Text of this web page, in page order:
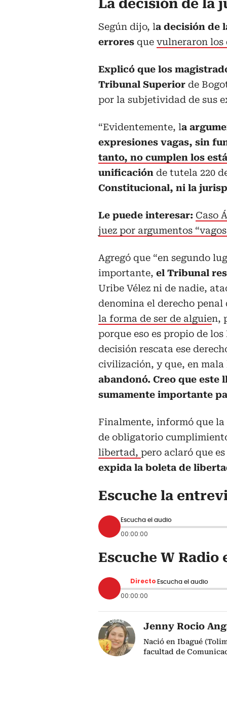
La decisión de la
Según dijo, la decisión de
errores que vulneraron los
Explicó que los
Tribunal Superior de
por la subjetividad de sus
“Evidentemente, la
expresiones vagas, sin
tanto, no cumplen los
unificación de tutela 220
Constitucional, ni la
Le puede interesar: Caso
juez por argumentos
Agregó que “en segundo
importante, el Tribunal
Uribe Vélez ni de nadie,
denomina el derecho penal
la forma de ser de alguien,
porque eso es propio de
decisión rescata ese
civilización, y que, en mala
abandonó. Creo que este
sumamente importante
Finalmente, informó que
de obligatorio
libertad, pero aclaró que
expida la boleta de
Escuche la
Escucha el audio
00:00:00
Escuche W Radio
Directo Escucha el audio
00:00:00
Jenny Rocio
Nació en Ibagué
facultad de